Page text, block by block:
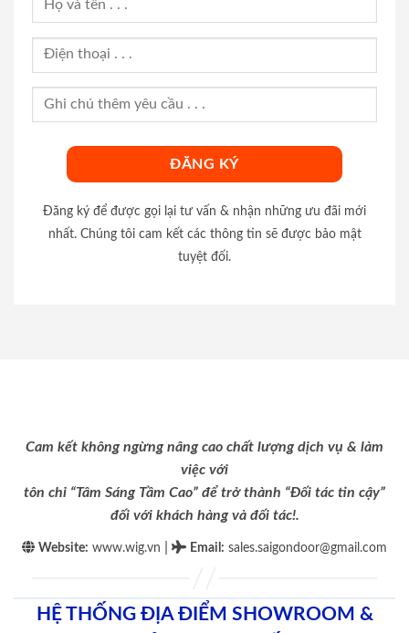
Đăng ký để được gọi lại tư vấn & nhận những ưu đãi mới
nhất. Chúng tôi cam kết các thông tin sẽ được bảo mật
tuyệt đối.
Cam kết không ngừng nâng cao chất lượng dịch vụ & làm
việc với
tôn chỉ “Tâm Sáng Tầm Cao” để trở thành “Đối tác tin cậy”
đối với khách hàng và đối tác!.
Website: www.wig.vn Email : sales.saigondoor@gmail.com
HỆ THỐNG ĐỊA ĐIỂM SHOWROOM &